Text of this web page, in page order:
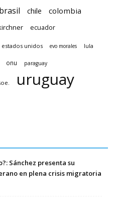
brasil chile colombia
ecuador
estados unidos evo morales lula
onu paraguay
uruguay
Sánchez presenta su
en plena crisis migratoria